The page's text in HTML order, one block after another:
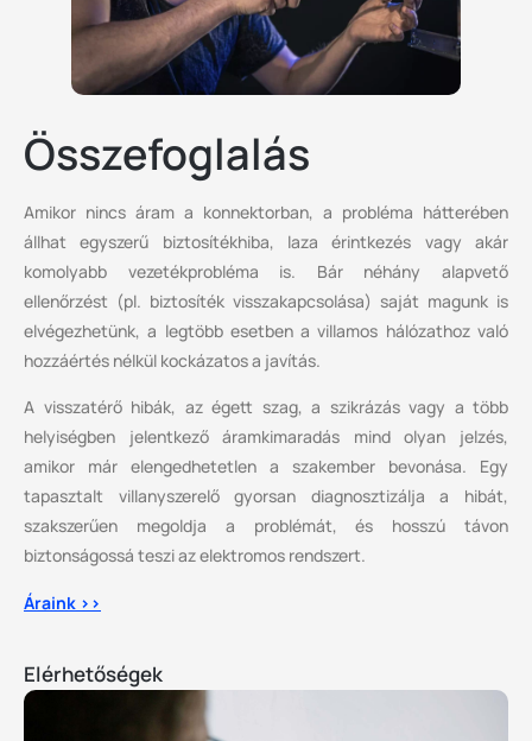
Összefoglalás
Amikor nincs áram a konnektorban, a probléma hátterében
állhat egyszerű biztosítékhiba, laza érintkezés vagy akár
komolyabb vezetékprobléma is. Bár néhány alapvető
ellenőrzést (pl. biztosíték visszakapcsolása) saját magunk is
elvégezhetünk, a legtöbb esetben a villamos hálózathoz való
hozzáértés nélkül kockázatos a javítás.
A visszatérő hibák, az égett szag, a szikrázás vagy a több
helyiségben jelentkező áramkimaradás mind olyan jelzés,
amikor már elengedhetetlen a szakember bevonása. Egy
tapasztalt villanyszerelő gyorsan diagnosztizálja a hibát,
szakszerűen megoldja a problémát, és hosszú távon
biztonságossá teszi az elektromos rendszert.
Áraink >>
Elérhetőségek